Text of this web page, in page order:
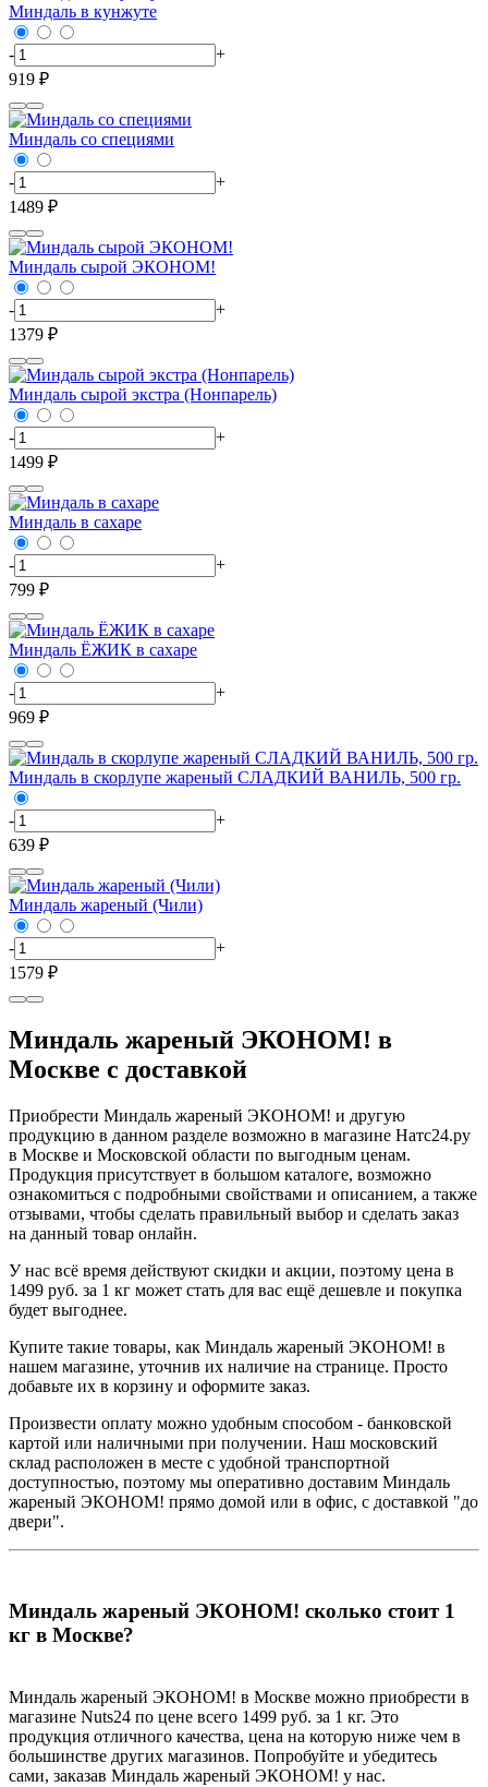
Миндаль в кунжуте
-
+
919 ₽
Миндаль со специями
-
+
1489 ₽
Миндаль сырой ЭКОНОМ!
-
+
1379 ₽
Миндаль сырой экстра (Нонпарель)
-
+
1499 ₽
Миндаль в сахаре
-
+
799 ₽
Миндаль ЁЖИК в сахаре
-
+
969 ₽
Миндаль в скорлупе жареный СЛАДКИЙ ВАНИЛЬ, 500 гр.
-
+
639 ₽
Миндаль жареный (Чили)
-
+
1579 ₽
Миндаль жареный ЭКОНОМ! в
Москве с доставкой
Приобрести Миндаль жареный ЭКОНОМ! и другую
продукцию в данном разделе возможно в магазине Натс24.ру
в Москве и Московской области по выгодным ценам.
Продукция присутствует в большом каталоге, возможно
ознакомиться с подробными свойствами и описанием, а также
отзывами, чтобы сделать правильный выбор и сделать заказ
на данный товар онлайн.
У нас всё время действуют скидки и акции, поэтому цена в
1499 руб. за 1 кг может стать для вас ещё дешевле и покупка
будет выгоднее.
Купите такие товары, как Миндаль жареный ЭКОНОМ! в
нашем магазине, уточнив их наличие на странице. Просто
добавьте их в корзину и оформите заказ.
Произвести оплату можно удобным способом - банковской
картой или наличными при получении. Наш московский
склад расположен в месте с удобной транспортной
доступностью, поэтому мы оперативно доставим Миндаль
жареный ЭКОНОМ! прямо домой или в офис, с доставкой "до
двери".
Миндаль жареный ЭКОНОМ! сколько стоит 1
кг в Москве?
Миндаль жареный ЭКОНОМ! в Москве можно приобрести в
магазине Nuts24 по цене всего 1499 руб. за 1 кг. Это
продукция отличного качества, цена на которую ниже чем в
большинстве других магазинов. Попробуйте и убедитесь
сами, заказав Миндаль жареный ЭКОНОМ! у нас.